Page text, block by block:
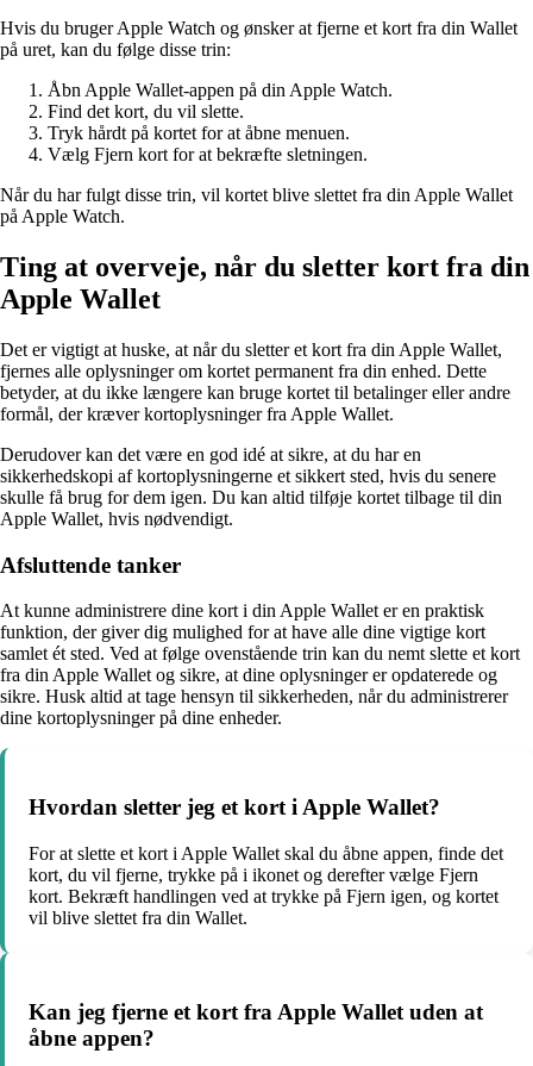
Hvis du bruger Apple Watch og ønsker at fjerne et kort fra din Wallet
på uret, kan du følge disse trin:
Åbn Apple Wallet-appen på din Apple Watch.
Find det kort, du vil slette.
Tryk hårdt på kortet for at åbne menuen.
Vælg Fjern kort for at bekræfte sletningen.
Når du har fulgt disse trin, vil kortet blive slettet fra din Apple Wallet
på Apple Watch.
Ting at overveje, når du sletter kort fra din
Apple Wallet
Det er vigtigt at huske, at når du sletter et kort fra din Apple Wallet,
fjernes alle oplysninger om kortet permanent fra din enhed. Dette
betyder, at du ikke længere kan bruge kortet til betalinger eller andre
formål, der kræver kortoplysninger fra Apple Wallet.
Derudover kan det være en god idé at sikre, at du har en
sikkerhedskopi af kortoplysningerne et sikkert sted, hvis du senere
skulle få brug for dem igen. Du kan altid tilføje kortet tilbage til din
Apple Wallet, hvis nødvendigt.
Afsluttende tanker
At kunne administrere dine kort i din Apple Wallet er en praktisk
funktion, der giver dig mulighed for at have alle dine vigtige kort
samlet ét sted. Ved at følge ovenstående trin kan du nemt slette et kort
fra din Apple Wallet og sikre, at dine oplysninger er opdaterede og
sikre. Husk altid at tage hensyn til sikkerheden, når du administrerer
dine kortoplysninger på dine enheder.
Hvordan sletter jeg et kort i Apple Wallet?
For at slette et kort i Apple Wallet skal du åbne appen, finde det
kort, du vil fjerne, trykke på i ikonet og derefter vælge Fjern
kort. Bekræft handlingen ved at trykke på Fjern igen, og kortet
vil blive slettet fra din Wallet.
Kan jeg fjerne et kort fra Apple Wallet uden at
åbne appen?